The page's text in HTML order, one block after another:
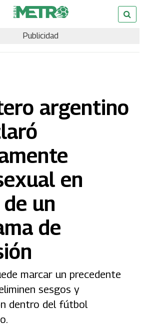
Publicidad
argentino
en
un
de
marcar un precedente
sesgos y
dentro del fútbol